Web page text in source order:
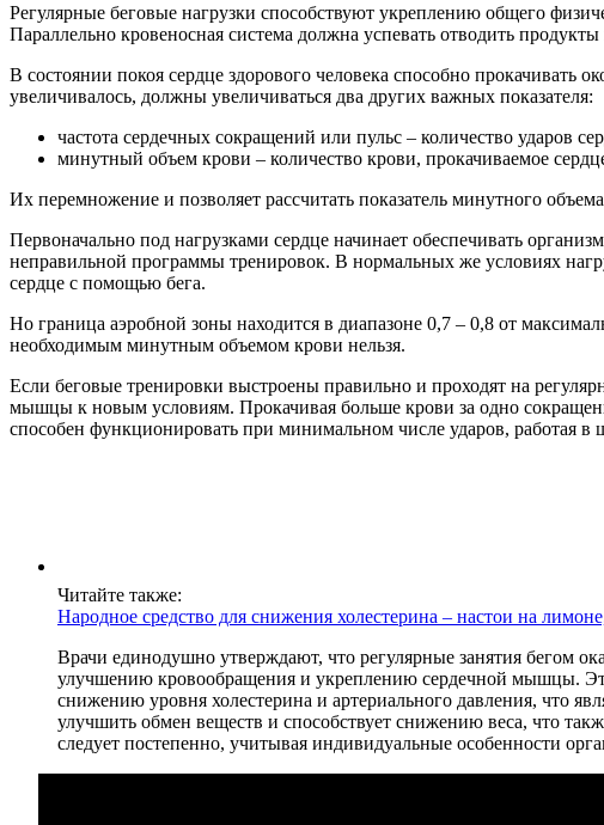
Регулярные беговые нагрузки способствуют укреплению общего
Параллельно кровеносная система должна успевать отводить
В состоянии покоя сердце здорового человека способно
увеличивалось, должны увеличиваться два других важных показателя:
частота сердечных сокращений или пульс – количество ударов
минутный объем крови – количество крови, прокачиваемое
Их перемножение и позволяет рассчитать показатель минутного
Первоначально под нагрузками сердце начинает обеспечивать
неправильной программы тренировок. В нормальных же условиях
сердце с помощью бега.
Но граница аэробной зоны находится в диапазоне 0,7 – 0,8 от
необходимым минутным объемом крови нельзя.
Если беговые тренировки выстроены правильно и проходят на
мышцы к новым условиям. Прокачивая больше крови за одно
способен функционировать при минимальном числе ударов, работая
Читайте также:
Народное средство для снижения холестерина – настои на
Врачи единодушно утверждают, что регулярные занятия бегом
улучшению кровообращения и укреплению сердечной мышцы.
снижению уровня холестерина и артериального давления, что
улучшить обмен веществ и способствует снижению веса, что
следует постепенно, учитывая индивидуальные особенности